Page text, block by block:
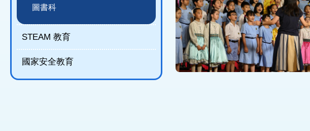
圖書科
STEAM 教育
國家安全教育